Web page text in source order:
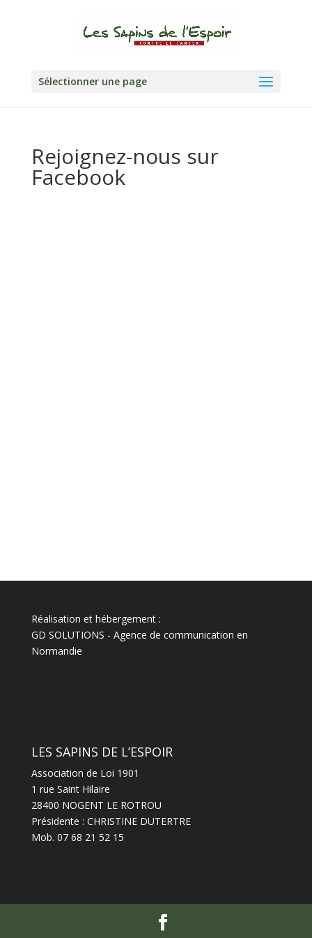
Sélectionner une page
Rejoignez-nous sur
Facebook
Réalisation et hébergement :
GD SOLUTIONS - Agence de communication en
Normandie
LES SAPINS DE L’ESPOIR
Association de Loi 1901
1 rue Saint Hilaire
28400 NOGENT LE ROTROU
Présidente : CHRISTINE DUTERTRE
Mob. 07 68 21 52 15